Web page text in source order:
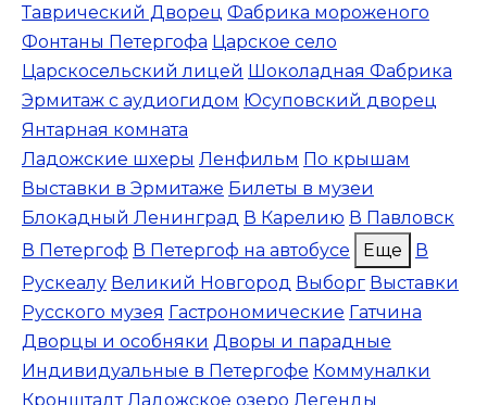
Таврический Дворец Фабрика мороженого
Фонтаны Петергофа Царское село
Царскосельский лицей Шоколадная Фабрика
Эрмитаж с аудиогидом Юсуповский дворец
Янтарная комната
Ладожские шхеры Ленфильм По крышам
Выставки в Эрмитаже Билеты в музеи
Блокадный Ленинград В Карелию В Павловск
В Петергоф В Петергоф на автобусе Еще
В
Рускеалу Великий Новгород Выборг Выставки
Русского музея Гастрономические Гатчина
Дворцы и особняки Дворы и парадные
Индивидуальные в Петергофе Коммуналки
Кронштадт Ладожское озеро Легенды